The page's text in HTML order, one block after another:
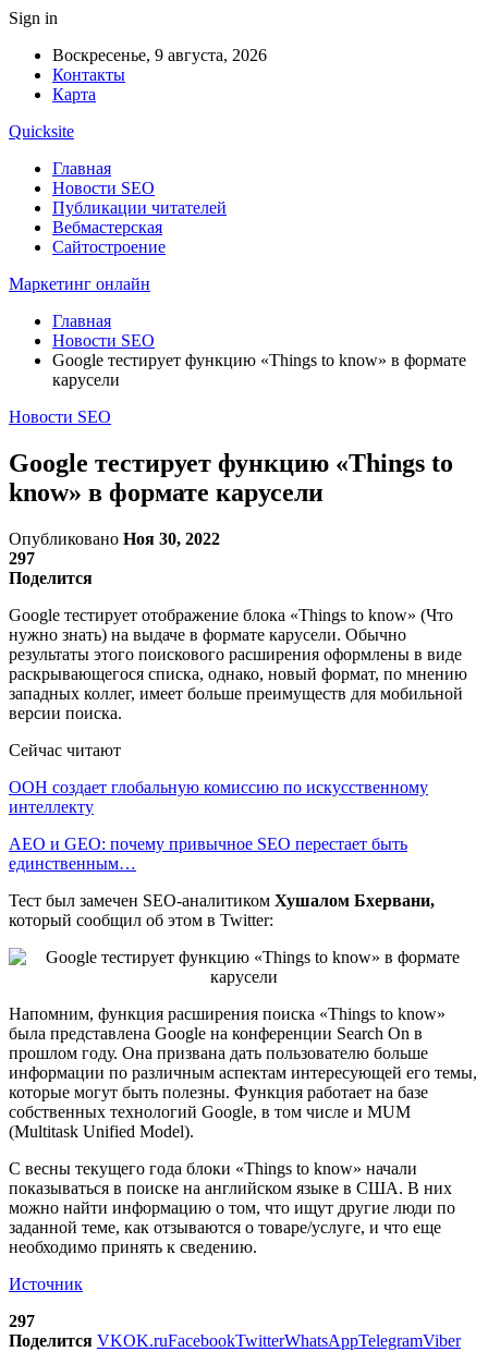
Sign in
Воскресенье, 9 августа, 2026
Контакты
Карта
Quicksite
Главная
Новости SEO
Публикации читателей
Вебмастерская
Сайтостроение
Маркетинг онлайн
Главная
Новости SEO
Google тестирует функцию «Things to know» в формате
карусели
Новости SEO
Google тестирует функцию «Things to
know» в формате карусели
Опубликовано Ноя 30, 2022
297
Поделится
Google тестирует отображение блока «Things to know» (Что
нужно знать) на выдаче в формате карусели. Обычно
результаты этого поискового расширения оформлены в виде
раскрывающегося списка, однако, новый формат, по мнению
западных коллег, имеет больше преимуществ для мобильной
версии поиска.
Сейчас читают
ООН создает глобальную комиссию по искусственному
интеллекту
AEO и GEO: почему привычное SEO перестает быть
единственным…
Тест был замечен SEO-аналитиком Хушалом Бхервани,
который сообщил об этом в Twitter:
Напомним, функция расширения поиска «Things to know»
была представлена Google на конференции Search On в
прошлом году. Она призвана дать пользователю больше
информации по различным аспектам интересующей его темы,
которые могут быть полезны. Функция работает на базе
собственных технологий Google, в том числе и MUM
(Multitask Unified Model).
С весны текущего года блоки «Things to know» начали
показываться в поиске на английском языке в США. В них
можно найти информацию о том, что ищут другие люди по
заданной теме, как отзываются о товаре/услуге, и что еще
необходимо принять к сведению.
Источник
297
Поделится VKOK.ruFacebookTwitterWhatsAppTelegramViber